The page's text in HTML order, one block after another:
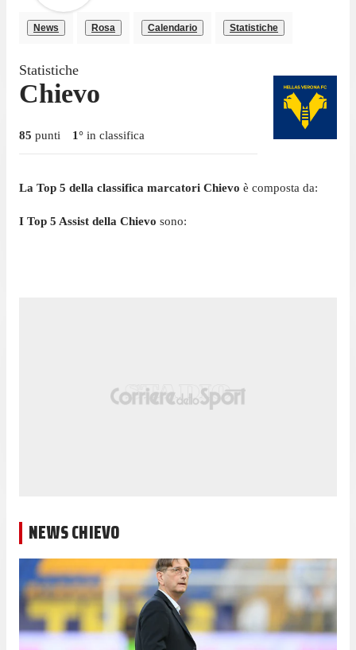
News Rosa Calendario Statistiche
Statistiche
Chievo
85 punti 1° in classifica
La Top 5 della classifica marcatori Chievo è composta da:
I Top 5 Assist della Chievo sono:
NEWS CHIEVO